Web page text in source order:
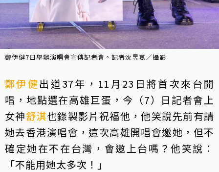
鄭伊健7日舉辦演唱會宣傳記者會。記者沈昱嘉／攝影
鄭伊健出道37年，11月23日將首次來台開
唱，地點選在高雄巨蛋，今（7）日記者會上
女神舒淇也錄製影片祝福他，他笑說先前有請
她去香港演唱會，這次高雄開唱會邀她，但不
確定她在不在台灣，會邀上台嗎？他笑說：
「不能用她太多次！」